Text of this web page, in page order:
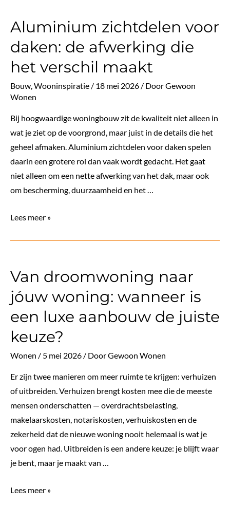
om
zonnepanelen
aan
te
schaffen?
Aluminium zichtdelen voor
daken: de afwerking die
het verschil maakt
Bouw,Wooninspiratie / 18 mei 2026 / DoorGewoon
Wonen
Bij hoogwaardige woningbouw zit de kwaliteit niet alleen in
wat je ziet op de voorgrond, maar juist in de details die het
geheel afmaken. Aluminium zichtdelen voor daken spelen
daarin een grotere rol dan vaak wordt gedacht. Het gaat
niet alleen om een nette afwerking van het dak, maar ook
om bescherming, duurzaamheid en het …
Aluminium
de
afwerking
die
het
verschil
Lees meer »
Van droomwoning naar
jóuw woning: wanneer is
een luxe aanbouw de juiste
keuze?
Wonen / 5 mei 2026 / DoorGewoon Wonen
Er zijn twee manieren om meer ruimte te krijgen: verhuizen
of uitbreiden. Verhuizen brengt kosten mee die de meeste
mensen onderschatten — overdrachtsbelasting,
makelaarskosten, notariskosten, verhuiskosten en de
zekerheid dat de nieuwe woning nooit helemaal is wat je
voor ogen had. Uitbreiden is een andere keuze: je blijft waar
je bent, maar je maakt van …
Van
Lees meer »